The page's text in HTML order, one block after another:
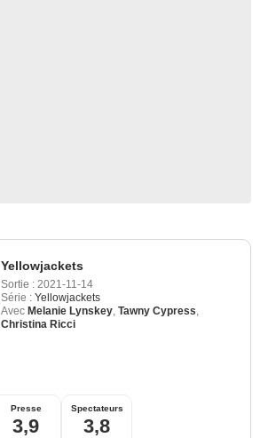
Yellowjackets
Sortie : 2021-11-14
Série : Yellowjackets
Avec Melanie Lynskey Tawny Cypress
Christina Ricci
Presse
3,9
Spectateurs
3,8